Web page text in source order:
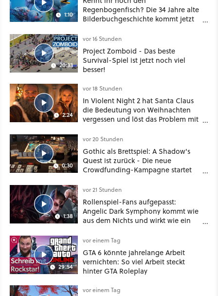
1:10
Regenbogenfisch? Die 34 Jahre alte
Bilderbuchgeschichte kommt jetzt
20:33
vor 16 Stunden
Project Zomboid - Das beste
Survival-Spiel ist jetzt noch viel
besser!
2:24
vor 18 Stunden
In Violent Night 2 hat Santa Claus
die Bedeutung von Weihnachten
vergessen und löst das Problem mit
0:30
vor 20 Stunden
Gothic als Brettspiel: A Shadow's
Quest ist zurück - Die neue
Crowdfunding-Kampagne startet
1:38
vor 21 Stunden
Rollenspiel-Fans aufgepasst:
Angelic Dark Symphony kommt wie
aus dem Nichts und wirkt wie ein
Mass Effect
29:54
vor einem Tag
GTA 6 könnte jahrelange Arbeit
vernichten: So viel Arbeit steckt
hinter GTA Roleplay
vor einem Tag